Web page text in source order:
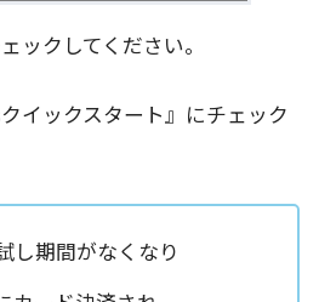
ックしてください。
イックスタート』にチェック
し期間がなくなり